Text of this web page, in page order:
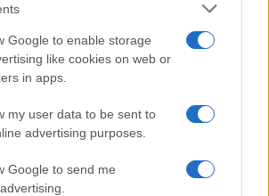
Google to enable storage
like cookies on web or
in apps.
my user data to be sent to
advertising purposes.
Google to send me
eventi sulla sostenibilità: